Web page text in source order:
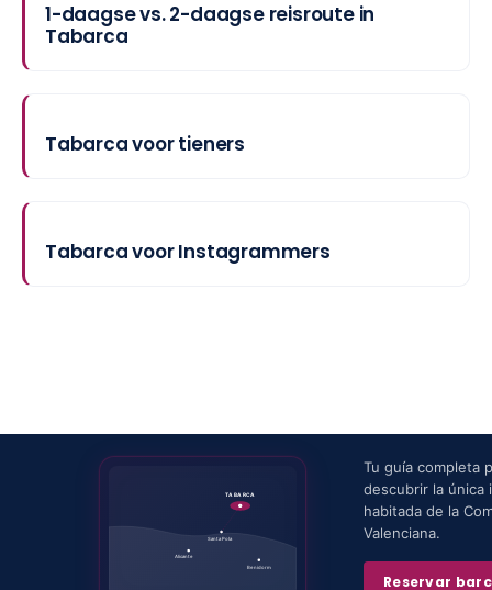
1-daagse vs. 2-daagse reisroute in
Tabarca
Tabarca voor tieners
Tabarca voor Instagrammers
TABARCA
Santa Pola
Alicante
Benidorm
Tu guía completa
descubrir la única
habitada de la
Valenciana.
Reservar